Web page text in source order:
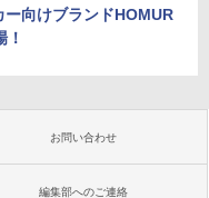
ー向けブランドHOMUR
お問い合わせ
編集部へのご連絡